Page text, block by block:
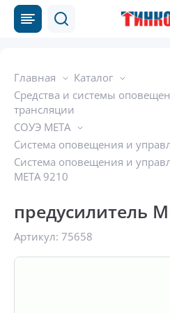
Главная
Каталог
Средства и системы
трансляции
СОУЭ МЕТА
Система оповещения и
Система оповещения и
МЕТА 9210
предусилитель
Артикул: 75658